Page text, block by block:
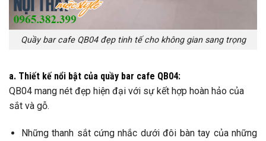
Quầy bar cafe QB04 đẹp tinh tế cho không gian sang trọng
a. Thiết kế nổi bật của quầy bar cafe QB04:
QB04 mang nét đẹp hiện đại với sự kết hợp hoàn hảo của
sắt và gỗ.
Những thanh sắt cứng nhắc dưới đôi bàn tay của những